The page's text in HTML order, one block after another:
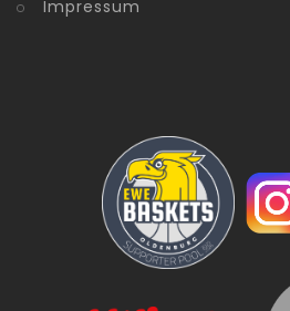
Impressum